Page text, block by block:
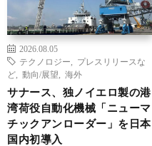
2026.08.05
テクノロジー
プレスリリースな
ど
動向/展望 海外
サナース、独ノイエロ製の港
湾荷役自動化機械「ニューマ
チックアンローダー」を日本
国内初導入